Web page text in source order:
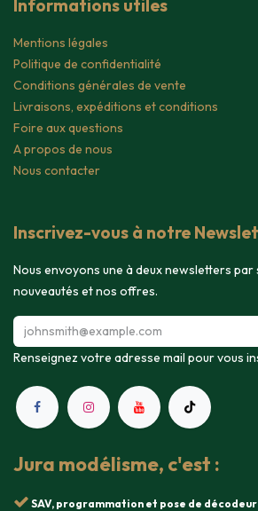
Informations utiles
Mentions légales
Politique de confidentialité
Conditions générales de vente
Livraisons, expéditions et conditions
Foire aux questions
A propos de nous
Nous contacter
Inscrivez-vous à notre
Nous envoyons une à deux newsletters par
nouveautés et nos offres.
Renseignez votre adresse mail pour vous
Jura modélisme, c'est :
SAV, programmation et pose de décodeur